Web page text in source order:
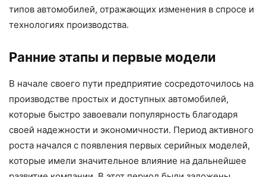
типов автомобилей, отражающих изменения в спросе и
технологиях производства.
Ранние этапы и первые модели
В начале своего пути предприятие сосредоточилось на
производстве простых и доступных автомобилей,
которые быстро завоевали популярность благодаря
своей надежности и экономичности. Период активного
роста начался с появления первых серийных моделей,
которые имели значительное влияние на дальнейшее